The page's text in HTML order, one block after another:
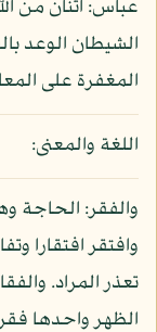
عباس: اثنان من
الشيطان الوعد
المغفرة على
اللغة والمعنى:
والفقر: الحاجة
وافتقر افتقارا
تعذر المراد.
الظهر واحدها